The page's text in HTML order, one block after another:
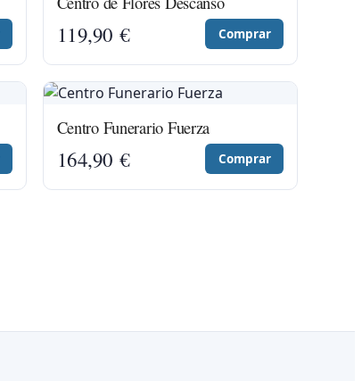
119,90€ Comprar
Centro Funerario Fuerza
164,90€ Comprar